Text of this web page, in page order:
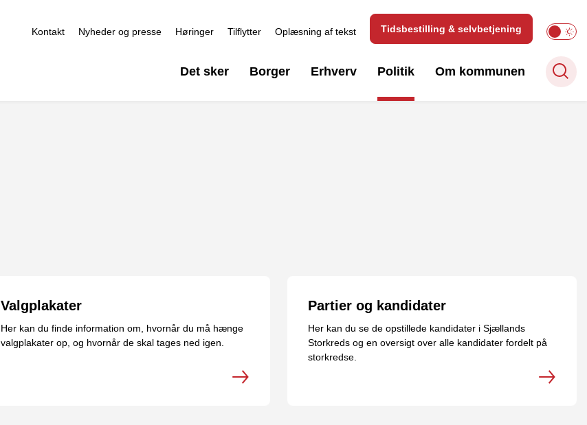
Kontakt Nyheder og presse Høringer Tilflytter Oplæsning af tekst Tidsbestilling & selvbetjening
Det sker Borger Erhverv Politik Om kommunen
Valgplakater
Her kan du finde information om, hvornår du må hænge
valgplakater op, og hvornår de skal tages ned igen.
Partier og kandidater
Her kan du se de opstillede kandidater i Sjællands
Storkreds og en oversigt over alle kandidater fordelt på
storkredse.